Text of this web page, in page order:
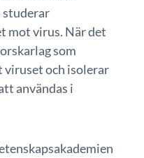
studerar
mot virus. När det
som
viruset och isolerar
användas i